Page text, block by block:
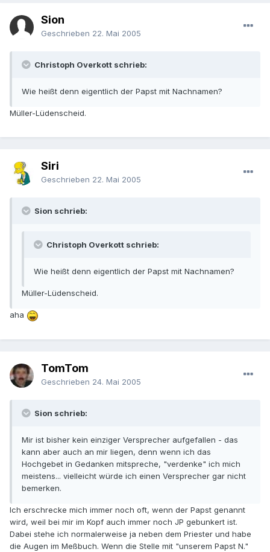
Sion
Geschrieben 22. Mai 2005
Christoph Overkott schrieb:
Wie heißt denn eigentlich der Papst mit Nachnamen?
Müller-Lüdenscheid.
Siri
Geschrieben 22. Mai 2005
Sion schrieb:
Christoph Overkott schrieb:
Wie heißt denn eigentlich der Papst mit Nachnamen?
Müller-Lüdenscheid.
aha
TomTom
Geschrieben 24. Mai 2005
Sion schrieb:
Mir ist bisher kein einziger Versprecher aufgefallen - das
kann aber auch an mir liegen, denn wenn ich das
Hochgebet in Gedanken mitspreche, "verdenke" ich mich
meistens... vielleicht würde ich einen Versprecher gar nicht
bemerken.
Ich erschrecke mich immer noch oft, wenn der Papst genannt
wird, weil bei mir im Kopf auch immer noch JP gebunkert ist.
Dabei stehe ich normalerweise ja neben dem Priester und habe
die Augen im Meßbuch. Wenn die Stelle mit "unserem Papst N."